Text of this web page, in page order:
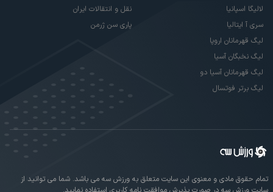
لالیگا اسپانیا
سری آ ایتالیا
لیگ قهرمانان اروپا
لیگ نخبگان آسیا
لیگ قهرمانان آسیا دو
لیگ برتر فوتسال
نقل و انتقالات ایران
پاری سن ژرمن
تمام حقوق مادی و معنوی این سایت متعلق به ورزش سه می باشد. شما می توانید از